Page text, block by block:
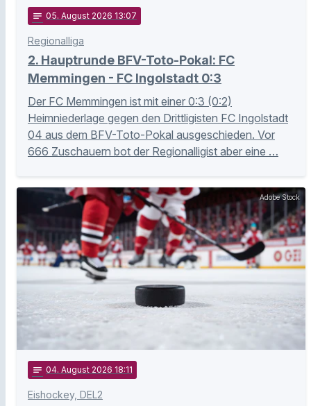
notes 05. August 2026 13:07
Regionalliga
2. Hauptrunde BFV-Toto-Pokal: FC
Memmingen - FC Ingolstadt 0:3
Der FC Memmingen ist mit einer 0:3 (0:2)
Heimniederlage gegen den Drittligisten FC Ingolstadt
04 aus dem BFV-Toto-Pokal ausgeschieden. Vor
666 Zuschauern bot der Regionalligist aber eine …
Adobe Stock
notes 04. August 2026 18:11
Eishockey, DEL2